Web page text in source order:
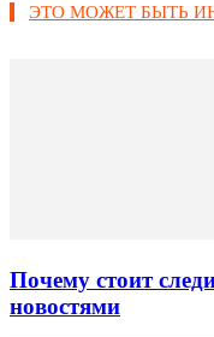
ЭТО МОЖЕТ БЫТЬ
Почему стоит
новостями